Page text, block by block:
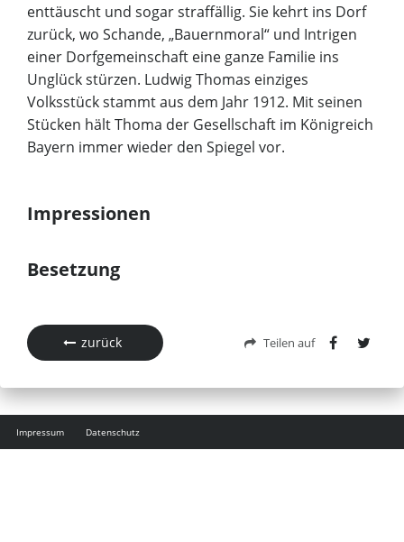
enttäuscht und sogar straffällig. Sie kehrt ins Dorf
zurück, wo Schande, „Bauernmoral“ und Intrigen
einer Dorfgemeinschaft eine ganze Familie ins
Unglück stürzen. Ludwig Thomas einziges
Volksstück stammt aus dem Jahr 1912. Mit seinen
Stücken hält Thoma der Gesellschaft im Königreich
Bayern immer wieder den Spiegel vor.
Impressionen
Besetzung
zurück Teilen auf
Impressum Datenschutz